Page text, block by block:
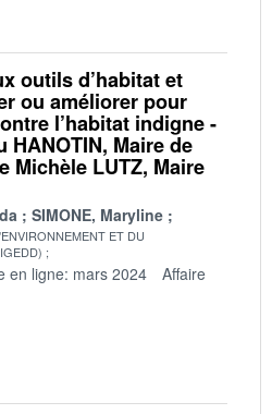
outils d’habitat et
ou améliorer pour
l’habitat indigne -
HANOTIN, Maire de
Michèle LUTZ, Maire
SIMONE, Maryline
ET DU
en ligne: mars 2024
Affaire